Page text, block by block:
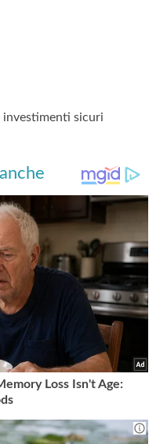
investimenti sicuri